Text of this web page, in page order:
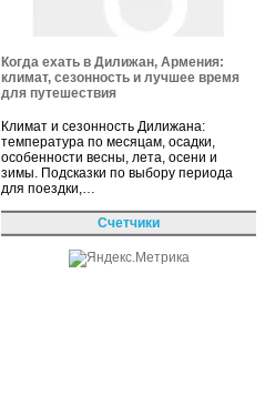
Когда ехать в Дилижан, Армения:
климат, сезонность и лучшее время
для путешествия
Климат и сезонность Дилижана:
температура по месяцам, осадки,
особенности весны, лета, осени и
зимы. Подсказки по выбору периода
для поездки,…
Счетчики